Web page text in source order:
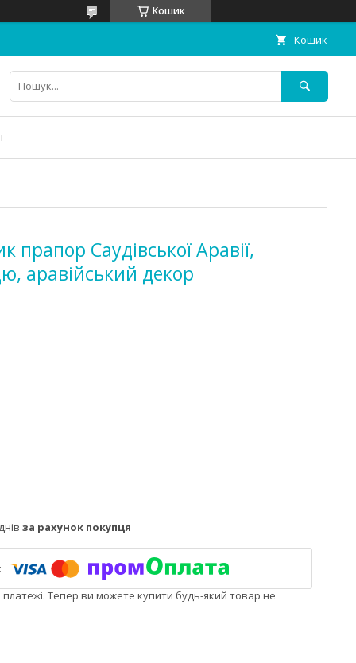
Кошик
Кошик
прапор Саудівської Аравії,
аравійський декор
за рахунок покупця
платежі. Тепер ви можете купити будь-який товар не